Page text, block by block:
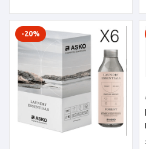
-20%